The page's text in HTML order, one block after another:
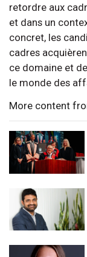
retordre aux
et dans un
concret, les
cadres
ce domaine et
le monde des
More content